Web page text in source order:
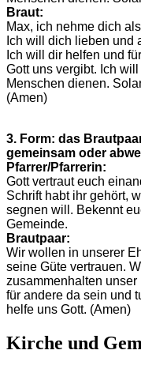
Braut:
Max, ich nehme dich
Ich will dich lieben und
Ich will dir helfen und
Gott uns vergibt. Ich
Menschen dienen.
(Amen)
3. Form: das
gemeinsam oder
Pfarrer/Pfarrerin:
Gott vertraut euch
Schrift habt ihr gehört,
segnen will. Bekennt
Gemeinde.
Brautpaar:
Wir wollen in unserer
seine Güte vertrauen.
zusammenhalten
für andere da sein und
helfe uns Gott. (Amen)
Kirche und